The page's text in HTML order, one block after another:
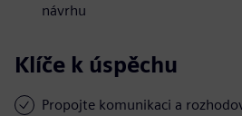
návrhu
Klíče k úspěchu
Propojte komunikaci a